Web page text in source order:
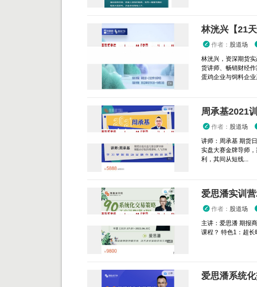
作者： 股道场
林洸兴，资深期货
货讲师、畅销财经
蛋鸡企业与饲料企
周承基2021
作者： 股道场
讲师：周承基 期货
实盘大赛金牌导师
利，其间从短线...
爱思潘实训
作者： 股道场
主讲：爱思潘 期报
课程？ 特色1：超
爱思潘系统